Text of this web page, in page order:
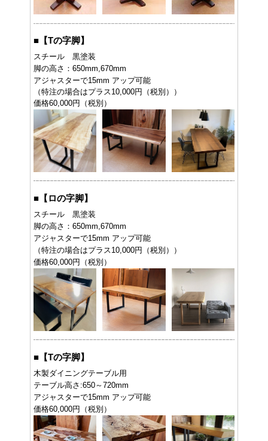
■ 【Tの字脚】
スチール 黒塗装
脚の高さ：650mm,670mm
アジャスターで15mm アップ可能
（特注の場合はプラス10,000円（税別））
価格60,000円（税別）
■ 【ロの字脚】
スチール 黒塗装
脚の高さ：650mm,670mm
アジャスターで15mm アップ可能
（特注の場合はプラス10,000円（税別））
価格60,000円（税別）
■ 【Tの字脚】
木製ダイニングテーブル用
テーブル高さ:650～720mm
アジャスターで15mm アップ可能
価格60,000円（税別）